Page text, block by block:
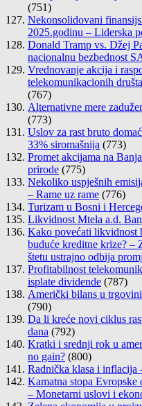
(751)
Nekonsolidovani
2025.godinu – Liderska
Donald Tramp vs. Džej
nacionalnu bezbednost
Vrednovanje akcija i
telekomunikacionih
(767)
Alternativne mere
(773)
Uslov za rast bruto
33% siromašnija (773)
Promet akcijama na
prirode (775)
Nekoliko uspješnih
– Rame uz rame (776)
Turizam u Bosni i
Likvidnost Mtela a.d.
Kako povećati likvidnost
buduće kreditne krize? –
štetu ustrajno odbija
Profitabilnost
isplate dividende (787)
Američki bilans u trgovini
(790)
Da li kreće novi ciklus
dana (792)
Kratki i srednji rok u
no gain? (800)
Radnička klasa i inflacija
Kamatna stopa Evropske
– Monetarni uslovi i